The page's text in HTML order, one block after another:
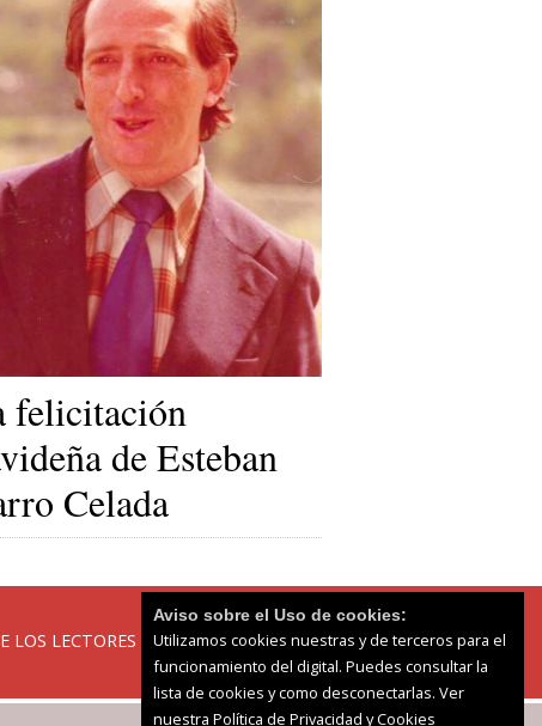
felicitación
de Esteban
Celada
LOS LECTORES
Aviso sobre el Uso de cookies:
Utilizamos cookies nuestras y de terceros para el
funcionamiento del digital. Puedes consultar la
lista de cookies y como desconectarlas. Ver
nuestra Política de Privacidad y Cookies